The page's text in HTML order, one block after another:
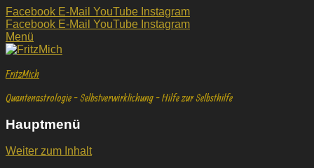
Facebook E-Mail YouTube Instagram
Facebook E-Mail YouTube Instagram
Menü
FritzMich
Quantenastrologie - Selbstverwirklichung - Hilfe zur Selbsthilfe
Hauptmenü
Weiter zum Inhalt